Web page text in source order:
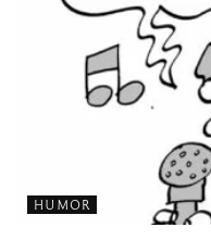
HUMOR